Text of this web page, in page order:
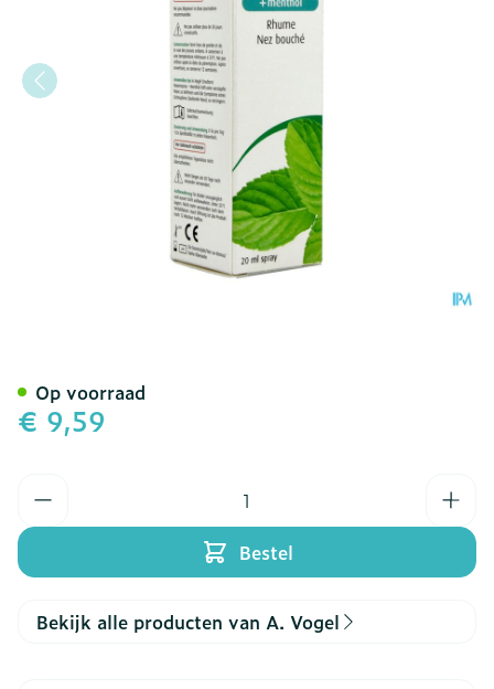
€ 9,59
Bestel
Op voorraad
Bekijk alle producten van A. Vogel